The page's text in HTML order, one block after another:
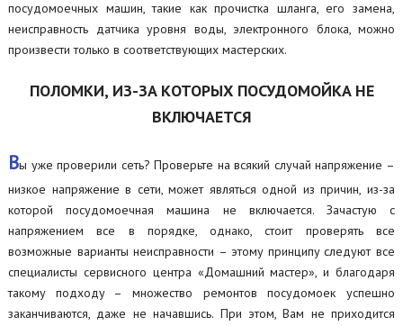
посудомоечных машин, такие как прочистка шланга, его замена,
неисправность датчика уровня воды, электронного блока, можно
произвести только в соответствующих мастерских.
ПОЛОМКИ, ИЗ-ЗА КОТОРЫХ ПОСУДОМОЙКА НЕ
ВКЛЮЧАЕТСЯ
Вы уже проверили сеть? Проверьте на всякий случай напряжение –
низкое напряжение в сети, может являться одной из причин, из-за
которой посудомоечная машина не включается. Зачастую с
напряжением все в порядке, однако, стоит проверять все
возможные варианты неисправности – этому принципу следуют все
специалисты сервисного центра «Домашний мастер», и благодаря
такому подходу – множество ремонтов посудомоек успешно
заканчиваются, даже не начавшись. При этом, Вам не приходится